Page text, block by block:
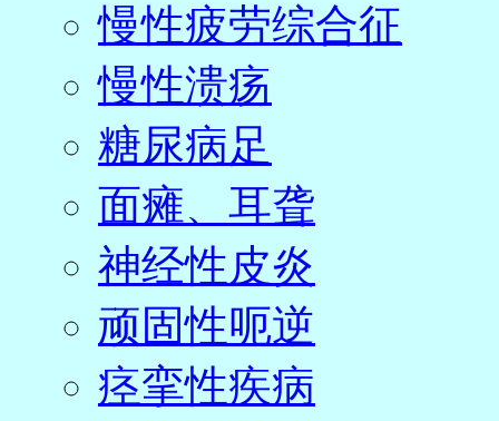
慢性疲劳综合征
慢性溃疡
糖尿病足
面瘫、耳聋
神经性皮炎
顽固性呃逆
痉挛性疾病